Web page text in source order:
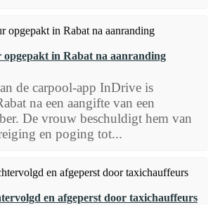
in Rabat na aanranding
de carpool-app InDrive is
na een aangifte van een
De vrouw beschuldigt hem van
en poging tot...
en afgeperst door taxichauffeurs